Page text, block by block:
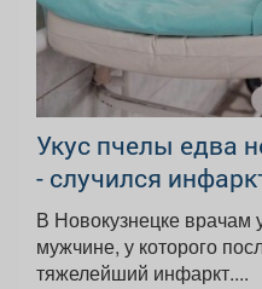
Укус пчелы едва
- случился
В Новокузнецке врачам
мужчине, у которого
тяжелейший инфаркт....